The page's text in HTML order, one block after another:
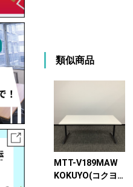
類似商品
MTT-V189MAW
KOKUYO(コクヨ)